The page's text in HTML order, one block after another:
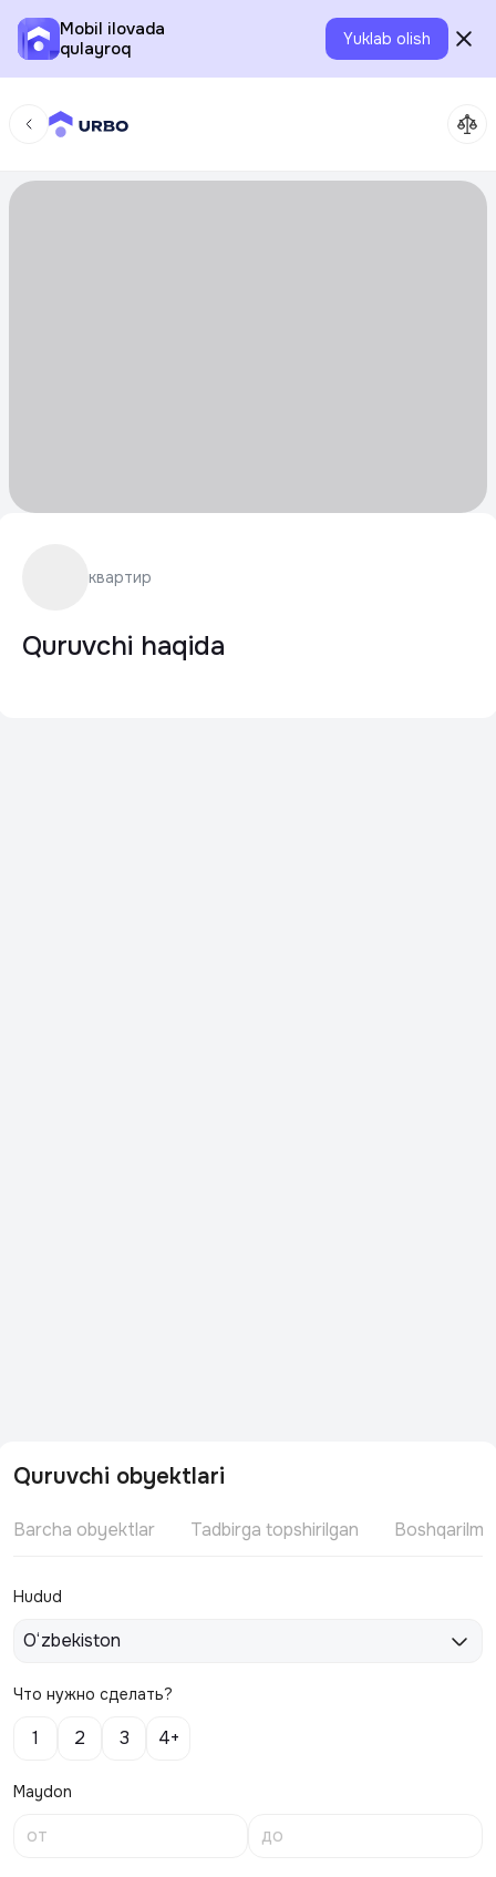
Mobil ilovada
qulayroq
Yuklab olish
квартир
Quruvchi haqida
Quruvchi obyektlari
Barcha obyektlar Tadbirga topshirilgan
Hudud
O‘zbekiston
Что нужно сделать?
1 2 3 4+
Maydon